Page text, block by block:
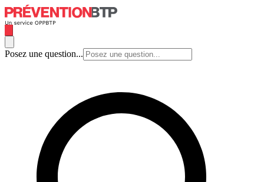
Posez une question...